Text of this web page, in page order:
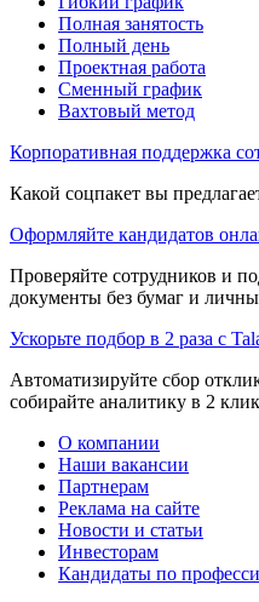
Полная занятость
Полный день
Проектная работа
Сменный график
Вахтовый метод
Корпоративная поддержка
Какой соцпакет вы
Оформляйте кандидатов
Проверяйте сотрудников и
документы без бумаг и
Ускорьте подбор в 2 раза с
Автоматизируйте сбор
собирайте аналитику в 2
О компании
Наши вакансии
Партнерам
Реклама на сайте
Новости и статьи
Инвесторам
Кандидаты по